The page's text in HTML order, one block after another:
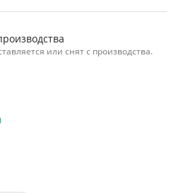
или снят с производства.